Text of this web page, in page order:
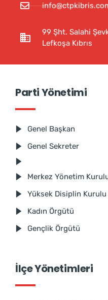
99 Şht. Salahi
Lefkoşa Kıbrıs
Parti Yönetimi
Genel Başkan
Genel Sekreter
Merkez Yönetim
Yüksek Disiplin Kurulu
Kadın Örgütü
Gençlik Örgütü
İlçe Yönetimleri